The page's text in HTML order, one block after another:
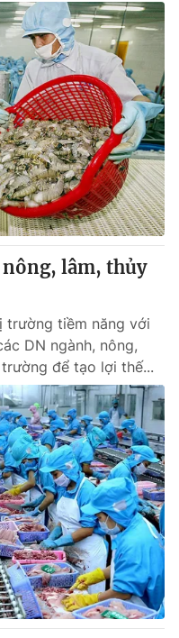
lâm, thủy
trường tiềm năng với
DN ngành, nông,
để tạo lợi thế...